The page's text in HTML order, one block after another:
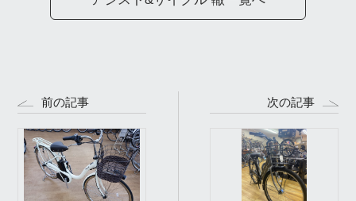
前の記事 次の記事